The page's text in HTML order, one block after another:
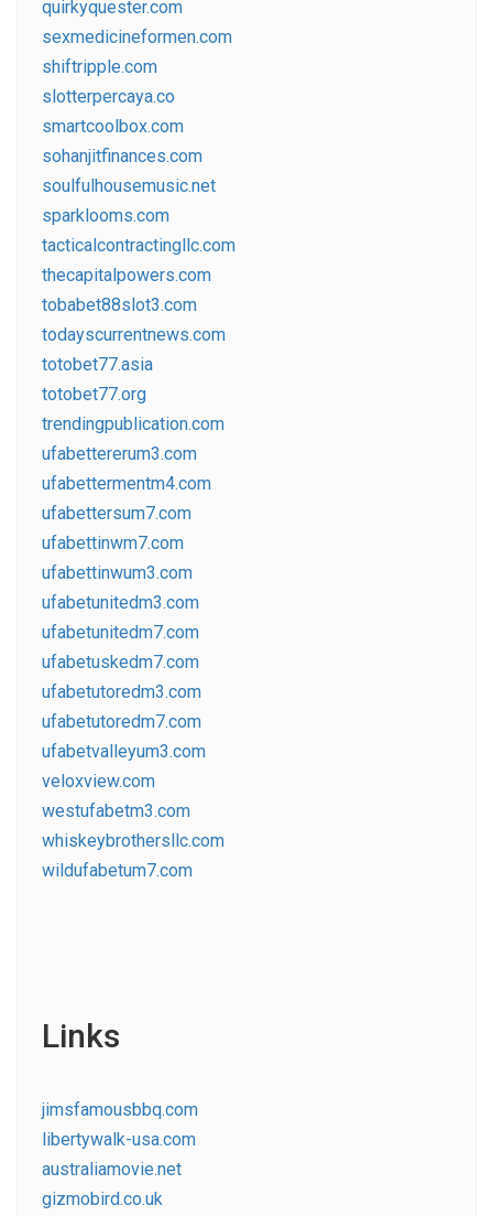
quirkyquester.com
sexmedicineformen.com
shiftripple.com
slotterpercaya.co
smartcoolbox.com
sohanjitfinances.com
soulfulhousemusic.net
sparklooms.com
tacticalcontractingllc.com
thecapitalpowers.com
tobabet88slot3.com
todayscurrentnews.com
totobet77.asia
totobet77.org
trendingpublication.com
ufabettererum3.com
ufabettermentm4.com
ufabettersum7.com
ufabettinwm7.com
ufabettinwum3.com
ufabetunitedm3.com
ufabetunitedm7.com
ufabetuskedm7.com
ufabetutoredm3.com
ufabetutoredm7.com
ufabetvalleyum3.com
veloxview.com
westufabetm3.com
whiskeybrothersllc.com
wildufabetum7.com
Links
jimsfamousbbq.com
libertywalk-usa.com
australiamovie.net
gizmobird.co.uk